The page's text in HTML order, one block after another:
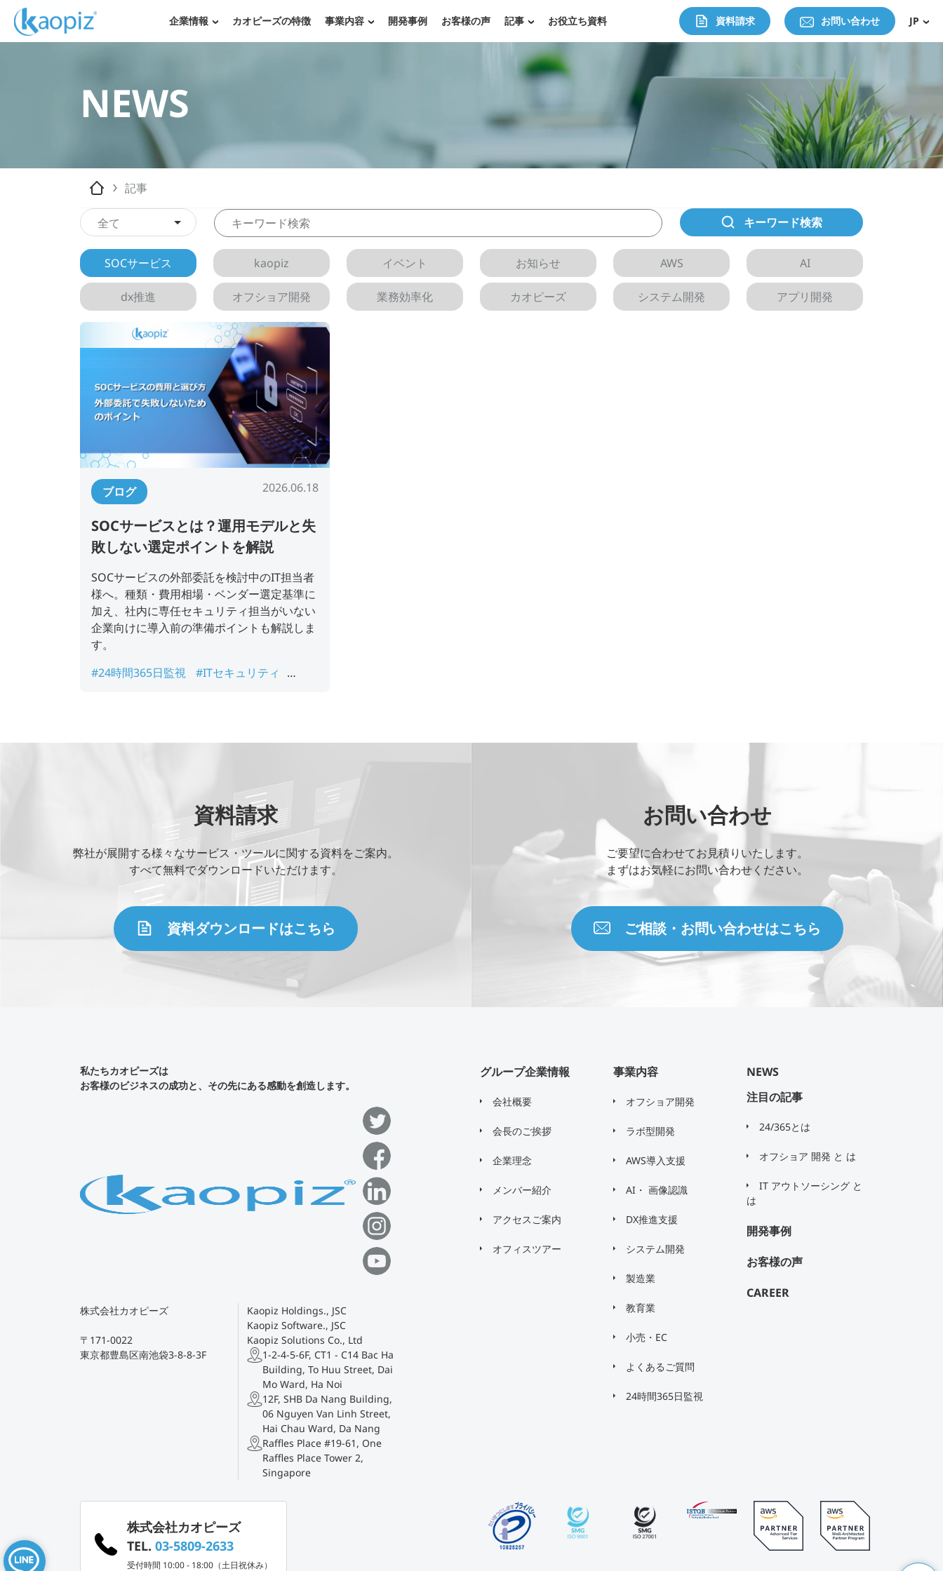
企業情報 カオピーズの特徴 事業内容 開発事例 お客様の声 記事 お役立ち資料 JP
資料請求 お問い合わせ
NEWS
記事
全て キーワード検索
SOCサービス kaopiz イベント お知らせ AWS AI
dx推進 オフショア開発 業務効率化 カオピーズ システム開発 アプリ開発
ブログ 2026.06.18
SOCサービスとは？運用モデルと失
敗しない選定ポイントを解説
SOCサービスの外部委託を検討中のIT担当者
様へ。種類・費用相場・ベンダー選定基準に
加え、社内に専任セキュリティ担当がいない
企業向けに導入前の準備ポイントも解説しま
す。
#24時間365日監視
#ITセキュリティ
資料請求
弊社が展開する様々なサービス・ツールに関する資料をご案内。
すべて無料でダウンロードいただけます。
資料ダウンロードはこちら
お問い合わせ
ご要望に合わせてお見積りいたします。
まずはお気軽にお問い合わせください。
ご相談・お問い合わせはこちら
私たちカオピーズは
お客様のビジネスの成功と、その先にある感動を創造します。
株式会社カオピーズ
〒171-0022
東京都豊島区南池袋3-8-8-3F
Kaopiz Holdings., JSC
Kaopiz Software., JSC
Kaopiz Solutions Co., Ltd
1-2-4-5-6F, CT1 - C14 Bac Ha
Building, To Huu Street, Dai
Mo Ward, Ha Noi
12F, SHB Da Nang Building,
06 Nguyen Van Linh Street,
Hai Chau Ward, Da Nang
Raffles Place #19-61, One
Raffles Place Tower 2,
Singapore
グループ企業情報
会社概要
会長のご挨拶
企業理念
メンバー紹介
アクセスご案内
オフィスツアー
事業内容
オフショア開発
ラボ型開発
AWS導入支援
AI・ 画像認識
DX推進支援
システム開発
製造業
教育業
小売・EC
よくあるご質問
24時間365日監視
NEWS
注目の記事
24/365とは
オフショア 開発 と は
IT アウトソーシング と
は
開発事例
お客様の声
CAREER
株式会社カオピーズ
TEL. 03-5809-2633
受付時間 10:00 - 18:00（土日祝休み）